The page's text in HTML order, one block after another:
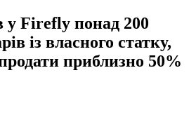
у Firefly понад 200
із власного статку,
приблизно 50%